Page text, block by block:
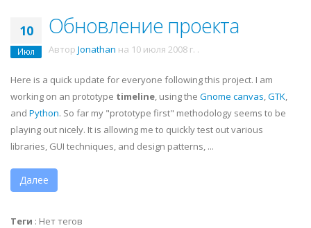
10
Июл
Обновление проекта
Автор Jonathan на 10 июля 2008 г. .
Here is a quick update for everyone following this project. I am
working on an prototype timeline, using the Gnome canvas,GTK,
and Python. So far my "prototype first" methodology seems to be
playing out nicely. It is allowing me to quickly test out various
libraries, GUI techniques, and design patterns, ...
Далее
Теги : Нет тегов